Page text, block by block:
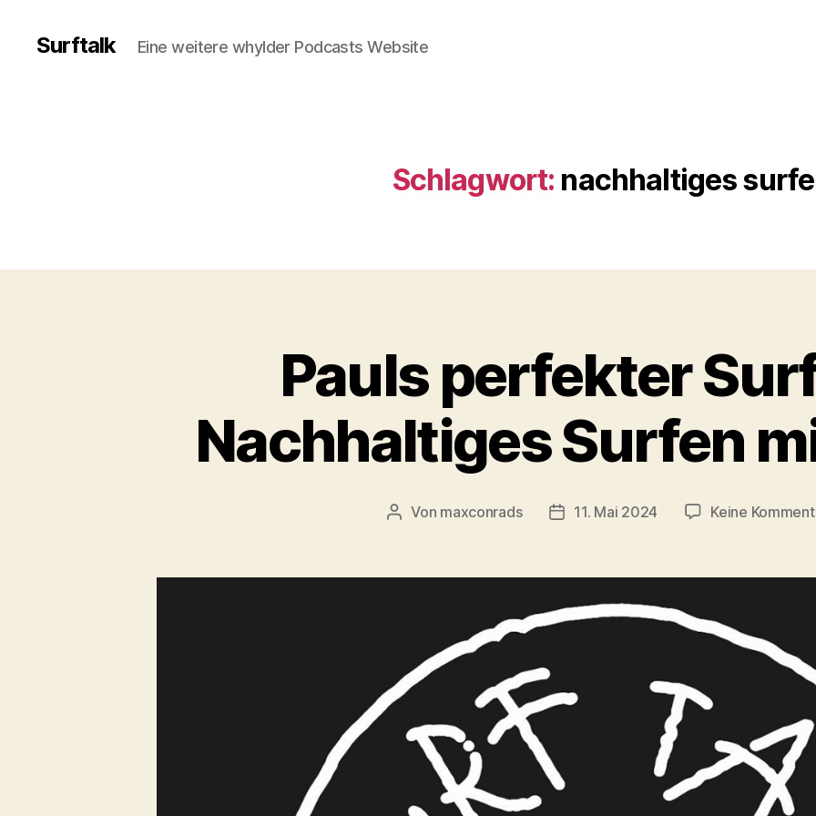
Surftalk Eine weitere whylder Podcasts Website
Schlagwort: nachhaltiges
Pauls perfekter
Nachhaltiges Surfen
Beitragsautor
Von maxconrads Beitragsdatum
11. Mai 2024 Keine